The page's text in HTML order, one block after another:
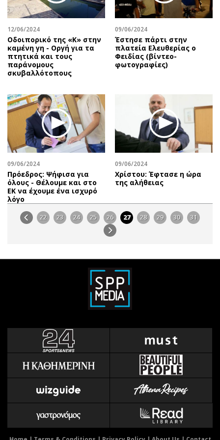
12/06/2024
Οδοιπορικό της «Κ» στην
καμένη γη - Οργή για τα
πτητικά και τους
παράνομους
σκυβαλλότοπους
09/06/2024
Έστησε πάρτι στην
πλατεία Ελευθερίας ο
Φειδίας (βίντεο-
φωτογραφίες)
09/06/2024
Πρόεδρος: Ψήφισα για
όλους - Θέλουμε και στο
ΕΚ να έχουμε ένα ισχυρό
λόγο
09/06/2024
Χρίστου: Έφτασε η ώρα
της αλήθειας
22 23 24 25 26 27 28 29 30 31